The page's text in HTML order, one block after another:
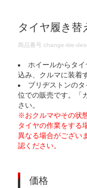
タイヤ履き替
DETAILS
商品番号 change-tire-
ホイールからタ
込み、クルマに装着
ブリヂストンの
位での販売です。「
さい。
※おクルマやその状
タイヤの作業をする
異なる場合がござい
認ください。
価格